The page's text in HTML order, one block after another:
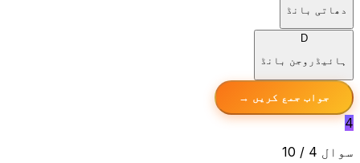
دھاتی بانڈ
D
ہائیڈروجن بانڈ
جواب جمع کریں →
4
سوال 4 / 10